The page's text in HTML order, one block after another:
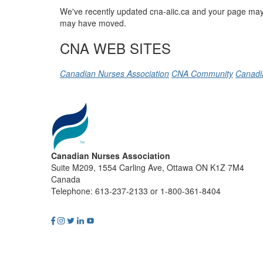
We've recently updated cna-aiic.ca and your page
may have moved.
CNA WEB SITES
Canadian Nurses Association CNA Community
Canadian Nurses Association
Suite M209, 1554 Carling Ave, Ottawa ON K1Z 7M4
Canada
Telephone: 613-237-2133 or 1-800-361-8404